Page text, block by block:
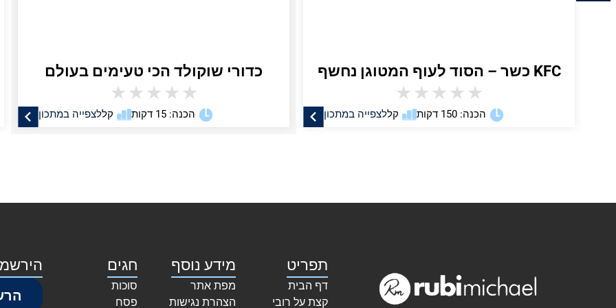
KFC כשר – הסוד לעוף המטוגן נחשף
★
★
★
★
★
לצפייה במתכון הכנה: 150 דקות קל
כדורי שוקולד הכי טעימים בעולם
★
★
★
★
★
לצפייה במתכון הכנה: 15 דקות קל
תפריט
דף הבית
קצת על רובי
מידע נוסף
מפת אתר
הצהרת נגישות
חגים
סוכות
פסח